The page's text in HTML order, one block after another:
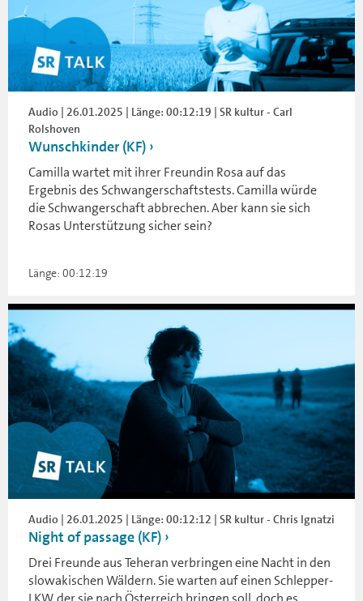
Audio | 26.01.2025 | Länge: 00:12:19 | SR kultur - Carl
Rolshoven
Wunschkinder (KF)
Camilla wartet mit ihrer Freundin Rosa auf das
Ergebnis des Schwangerschaftstests. Camilla würde
die Schwangerschaft abbrechen. Aber kann sie sich
Rosas Unterstützung sicher sein?
Länge: 00:12:19
Audio | 26.01.2025 | Länge: 00:12:12 | SR kultur - Chris Ignatzi
Night of passage (KF)
Drei Freunde aus Teheran verbringen eine Nacht in den
slowakischen Wäldern. Sie warten auf einen Schlepper-